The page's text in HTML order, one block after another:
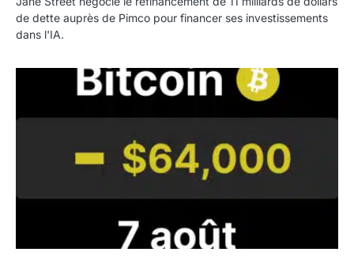
de dette auprès de Pimco pour financer ses investissements
dans l'IA.
Bitcoin stagne à 64 000 dollars pendant que les